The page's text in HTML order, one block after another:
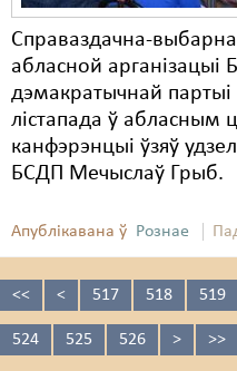
Справаздачна-
абласной арганізацыі
дэмакратычнай
лістапада ў абласным
канфэрэнцыі ўзяў
БСДП Мечыслаў Грыб.
Апублікавана ў Рознае
<< < 517 518 519
524 525 526 > >>